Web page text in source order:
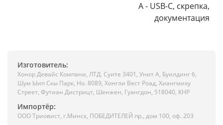
A - USB-C, скрепка,
документация
Изготовитель:
Хонор Девайс Компани, ЛТД. Суите 3401, Унит A, Буилдинг 6,
Шум Ыип Скы Парк, Но. 8089, Хонгли Вест Роад, Xиангмиху
Стреет, Футиан Дистрицт, Шенжен, Гуангдон, 518040, КНР
Импортёр:
ООО Триовист, г.Минск, ПОБЕДИТЕЛЕЙ пр., дом 100, оф. 203